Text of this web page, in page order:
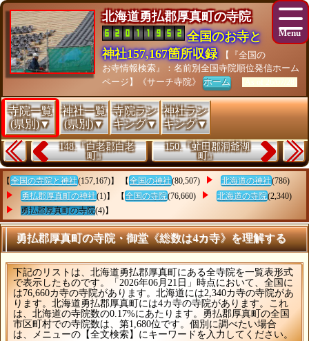
北海道勇払郡厚真町の寺院
全国のお寺と
神社157,167箇所収録
【『全国の
お寺情報検索』：名前別全国寺院順位発信ホーム
ページ】《サーチ寺院》ホーム [As of 26/07/28]
寺院一覧
(県別)▼
神社一覧
(県別)▼
寺院ラン
キング▼
神社ラン
キング▼
148.『白老郡白老
町』
150.『虻田郡洞爺湖
町』
【 全国の寺院と神社(157,167)】 【 全国の神社(80,507) 北海道の神社(786)
勇払郡厚真町の神社(1)】 【 全国の寺院(76,660) 北海道の寺院(2,340)
勇払郡厚真町の寺院(4)】
勇払郡厚真町の寺院・御堂《総数は4カ寺》を理解する
下記のリストは、北海道勇払郡厚真町にある全寺院を一覧表形式
で表示したものです。「2026年06月21日」時点において、全国に
は76,660カ寺の寺院があります。北海道には2,340カ寺の寺院があ
ります。北海道勇払郡厚真町には4カ寺の寺院があります。これ
は、北海道の寺院数の0.17%にあたります。勇払郡厚真町の全国
市区町村での寺院数は、第1,680位です。個別に調べたい場合
は、メニューの【全文検索】にキーワードを入力してください。